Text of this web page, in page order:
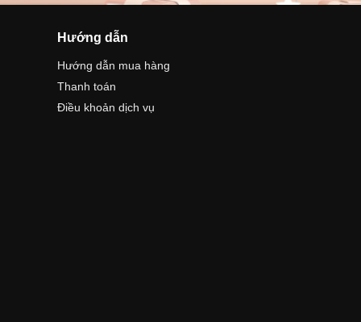
Hướng dẫn
Hướng dẫn mua hàng
Thanh toán
Điều khoản dịch vụ